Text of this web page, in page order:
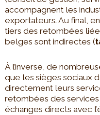
accompagnent les
exportateurs. Au final,
tiers des retombées
belges sont indirectes (
À l’inverse, de
que les sièges sociaux
directement leurs
retombées des
échanges directs avec